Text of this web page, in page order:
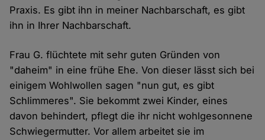
Praxis. Es gibt ihn in meiner Nachbarschaft, es gibt
ihn in Ihrer Nachbarschaft.
Frau G. flüchtete mit sehr guten Gründen von
"daheim" in eine frühe Ehe. Von dieser lässt sich bei
einigem Wohlwollen sagen "nun gut, es gibt
Schlimmeres". Sie bekommt zwei Kinder, eines
davon behindert, pflegt die ihr nicht wohlgesonnene
Schwiegermutter. Vor allem arbeitet sie im